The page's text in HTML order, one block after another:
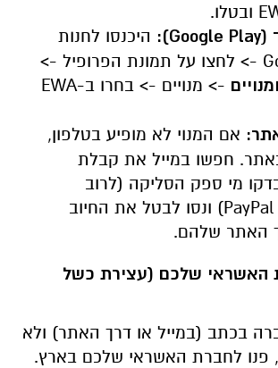
ובטלו.
(
Google Play
): היכנסו לחנות
-> לחצו על תמונת הפרופיל ->
-> מנויים -> בחרו ב-EWA
אם המנוי לא מופיע בטלפון,
חפשו במייל את קבלת
מי ספק הסליקה (לרוב
PayPal) ונסו לבטל את החיוב
האתר שלהם.
האשראי שלכם (עצירת כשל
בכתב (במייל או דרך האתר) ולא
פנו לחברת האשראי שלכם בארץ.